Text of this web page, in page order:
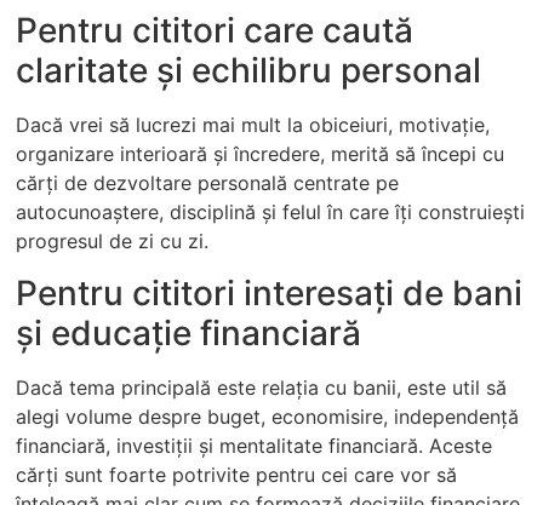
Pentru cititori care caută
claritate și echilibru personal
Dacă vrei să lucrezi mai mult la obiceiuri, motivație,
organizare interioară și încredere, merită să începi cu
cărți de dezvoltare personală centrate pe
autocunoaștere, disciplină și felul în care îți construiești
progresul de zi cu zi.
Pentru cititori interesați de bani
și educație financiară
Dacă tema principală este relația cu banii, este util să
alegi volume despre buget, economisire, independență
financiară, investiții și mentalitate financiară. Aceste
cărți sunt foarte potrivite pentru cei care vor să